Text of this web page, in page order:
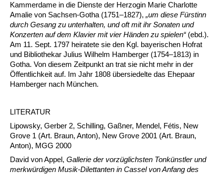
Kammerdame in die Dienste der Herzogin Marie Charlotte
Amalie von Sachsen-Gotha (1751–1827), „um diese Fürstinn
durch Gesang zu unterhalten, und oft mit ihr Sonaten und
Konzerten auf dem Klavier mit vier Händen zu spielen“(ebd.).
Am 11. Sept. 1797 heiratete sie den Kgl. bayerischen Hofrat
und Bibliothekar Julius Wilhelm Hamberger (1754–1813) in
Gotha. Von diesem Zeitpunkt an trat sie nicht mehr in der
Öffentlichkeit auf. Im Jahr 1808 übersiedelte das Ehepaar
Hamberger nach München.
LITERATUR
Lipowsky, Gerber 2, Schilling, Gaßner, Mendel, Fétis, New
Grove 1 (Art. Braun, Anton), New Grove 2001 (Art. Braun,
Anton), MGG 2000
David von Appel, Gallerie der vorzüglichsten Tonkünstler und
merkwürdigen Musik-Dilettanten in Cassel von Anfang des